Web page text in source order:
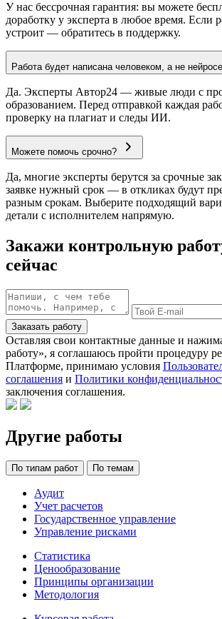
У нас бессрочная гарантия: вы можете
доработку у эксперта в любое время. Если
устроит — обратитесь в поддержку.
Работа будет написана человеком, а не
Да. Эксперты Автор24 — живые люди с
образованием. Перед отправкой каждая
проверку на плагиат и следы ИИ.
Можете помочь срочно?
Да, многие эксперты берутся за срочные
заявке нужный срок — в откликах будут
разным срокам. Выберите подходящий
детали с исполнителем напрямую.
Закажи контрольную
сейчас
Заказать работу
Оставляя свои контактные данные и
работу», я соглашаюсь пройти процедуру
Платформе, принимаю условия
соглашения и Политики
заключения соглашения.
Другие работы
По типам работ По темам
Аудит
Учет расчетов
Государственное управление
Управление рисками
Статистика
Ценообразование
Принципы организации
Методология